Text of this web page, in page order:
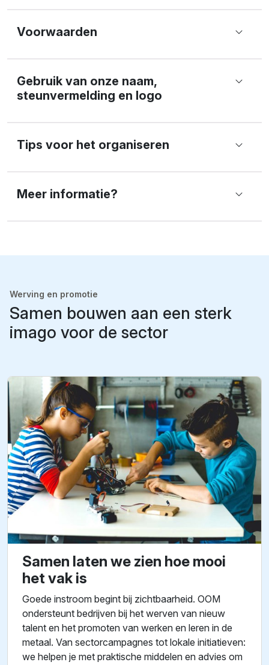
Voorwaarden
Gebruik van onze naam,
steunvermelding en logo
Tips voor het organiseren
Meer informatie?
Werving en promotie
Samen bouwen aan een sterk
imago voor de sector
Samen laten we zien hoe mooi
het vak is
Goede instroom begint bij zichtbaarheid. OOM
ondersteunt bedrijven bij het werven van nieuw
talent en het promoten van werken en leren in de
metaal. Van sectorcampagnes tot lokale initiatieven:
we helpen je met praktische middelen en advies om